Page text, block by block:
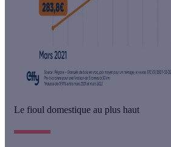
Le fioul domestique au plus haut